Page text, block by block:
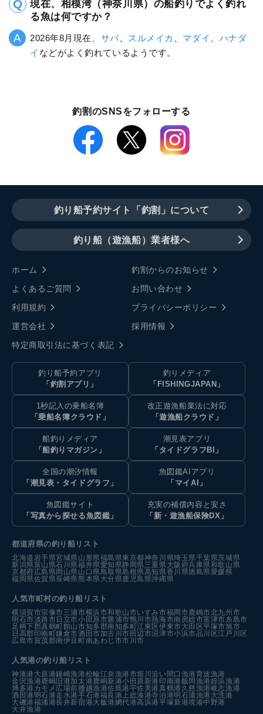
現在、相模湾（神奈川県）の船釣りでよく釣れ
る魚は何ですか？
2026年8月現在、 サバ、 スルメイカ マダイ
ハナダ
イ などがよく釣れているようです。
釣割のSNSをフォローする
釣り船予約サイト「釣割」について
釣り船（遊漁船）業者様へ
ホーム
釣割からのお知らせ
よくあるご質問
お問い合わせ
利用規約
プライバシーポリシー
運営会社
採用情報
特定商取引法に基づく表記
釣り船予約アプリ
「釣割アプリ」
釣りメディア
「FISHINGJAPAN」
1秒記入の乗船名簿
「乗船名簿クラウド」
改正遊漁船業法に対応
「遊漁船クラウド」
船釣りメディア
「船釣りマガジン」
潮見表アプリ
「タイドグラフBI」
全国の潮汐情報
「潮見表・タイドグラフ」
魚図鑑AIアプリ
「マイAI」
魚図鑑サイト
「写真から探せる魚図鑑」
充実の補償内容と安さ
「新・遊漁船保険DX」
都道府県の釣り船リスト
北海道岩手県宮城県山形県福島県東京都神奈川県埼玉県千葉県茨城県
新潟県富山県石川県福井県愛知県静岡県三重県大阪府兵庫県和歌山県
京都府広島県岡山県山口県鳥取県島根県高知県香川県徳島県愛媛県
福岡県佐賀県長崎県熊本県大分県鹿児島県沖縄県
人気市町村の釣り船リスト
横須賀市宗像市三浦市横浜市和歌山市いすみ市福岡市鹿嶋市北九州市
明石市淡路市 日立市小田原市勝浦市鴨川市熱海市南房総市富津市糸島市
足柄下郡真鶴町館山市知多郡南知多町江東区伊東市大田区平塚市旭市
日高郡印南町鎌倉市酒田市加古川市 田辺市沼津市小浜市品川区江戸川区
広島市賀茂郡南伊豆町南あわじ市市川市
人気港の釣り船リスト
神湊港 大原港鐘崎漁港松輪江奈漁港市堀川沿い 間口漁港育波漁港
金沢漁港鹿嶋旧港加太港鹿嶋新港小田原新港 印南港飯岡漁港姪浜漁港
博多港カモメ広場前 腰越漁港佐島港宇佐美港真鶴港 久慈漁港岐志漁港
酒田港 明石港走水港手石港福良港 上総湊港寺泊港明石浦漁港 大洗港
大磯港福浦港長井新宿港大飯港網代港高浜港平塚新港境港中野港
大井漁港